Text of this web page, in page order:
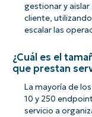
gestionar y
cliente,
escalar las
¿Cuál es el
que prestan
La mayoría de
10 y 250
servicio a